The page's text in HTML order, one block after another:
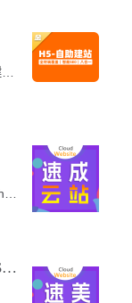
H5响应式建站，SEO推广，全终端覆盖，AI建站，多平台发布，模板库：http://www.shenliang.net/H5ZiZhuJianZhanMoBanKu
云·速成美站国际版-外贸独立站（SaaS型）